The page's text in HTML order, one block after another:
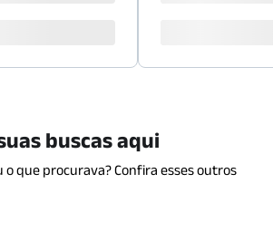
buscas aqui
que procurava? Confira esses outros